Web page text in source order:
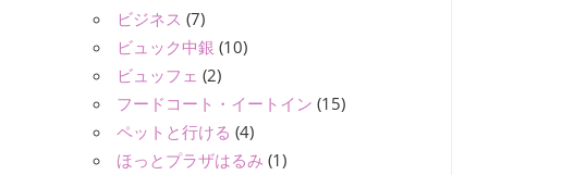
ビジネス (7)
ビュック中銀 (10)
ビュッフェ (2)
フードコート・イートイン (15)
ペットと行ける (4)
ほっとプラザはるみ (1)